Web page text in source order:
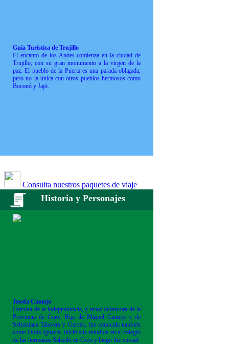
Guía Turística de Trujillo
El encanto de los Andes comienza en la ciudad de
Trujillo, con su gran monumento a la virgen de la
paz. El pueblo de la Puerta es una parada obligada,
pero no la única con otros pueblos hermosos como
Boconó y Jajó.
Consulta nuestros paquetes de viaje
Historia y Personajes
Josefa Camejo
Heroína de la independencia, y tenaz defensora de la
Provincia de Coro. Hija de Miguel Camejo y de
Sebastiana Talavera y Garcés, fue conocida también
como Doña Ignacia. Inició sus estudios en el colegio
de las hermanas Salcedo en Coro y luego fue enviad